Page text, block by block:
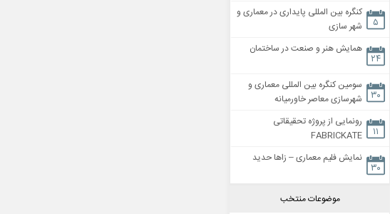
۵
کنگره بین المللی پایداری در معماری و
شهر سازی
۲۴
همایش هنر و صنعت در ساختمان
۳۰
سومین کنگره بین المللی معماری و
شهرسازی معاصر خاورمیانه
۱۱
رونمایی از پروژه تحقیقاتی
FABRICKATE
۳۰
نمایش فلیم معماری – زاها حدید
موضوعات منتخب